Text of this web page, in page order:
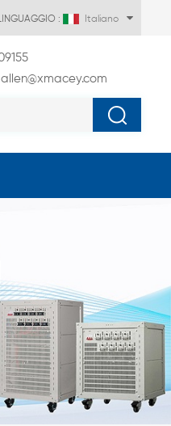
: Italiano
allen@xmacey.com